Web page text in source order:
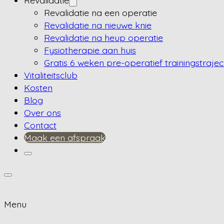
Revalidatie na een operatie
Revalidatie na nieuwe knie
Revalidatie na heup operatie
Fysiotherapie aan huis
Gratis 6 weken pre-operatief
Vitaliteitsclub
Kosten
Blog
Over ons
Contact
Maak een afspraak
Menu